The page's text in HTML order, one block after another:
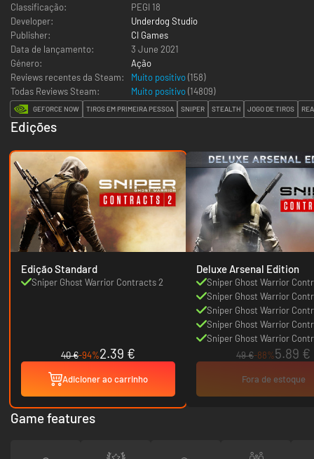
Classificação:
PEGI 18
Developer:
Underdog Studio
Publisher:
CI Games
Data de lançamento:
3 June 2021
Género:
Ação
Reviews recentes da Steam:
Muito positivo(158)
Todas Reviews Steam:
Muito positivo(14809)
GEFORCE NOW TIROS EM PRIMEIRA PESSOA SNIPER STEALTH JOGO DE TIROS
Edições
Edição Standard
Sniper Ghost Warrior Contracts 2
40 €-94%2.39 €
Adicioner ao carrinho
Deluxe Arsenal Edition
Sniper Ghost Warrior
Sniper Ghost Warrior
Graffiti Glow Skin
Sniper Ghost Warrior
Lock n' Load Weapons
Sniper Ghost Warrior
Abstract Assassin Skin
Sniper Ghost Warrior
Dark Sky Skin
49 €-88%5.89 €
Fora de estoque
Game features